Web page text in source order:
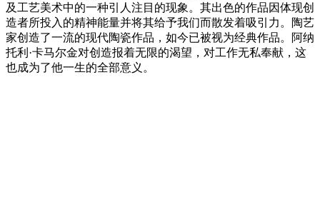
及工艺美术中的一种引人注目的现象。其出色的作品因体现创
造者所投入的精神能量并将其给予我们而散发着吸引力。陶艺
家创造了一流的现代陶瓷作品，如今已被视为经典作品。阿纳
托利·卡马尔金对创造报着无限的渴望，对工作无私奉献，这
也成为了他一生的全部意义。